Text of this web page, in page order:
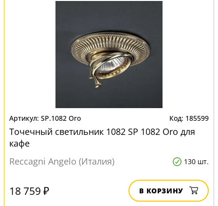
SP.1082 Oro 185599
Точечный светильник 1082 SP 1082 Oro для
кафе
Reccagni Angelo (Италия)
130 шт.
18 759 ₽ В КОРЗИНУ